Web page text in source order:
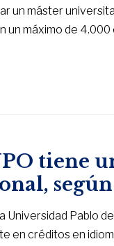
un máster
un máximo de
tiene
Universidad Pablo
en créditos en